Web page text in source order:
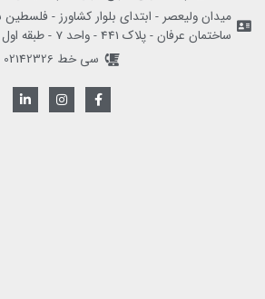
میدان ولیعصر - ابتدای بلوار کشاورز -
ساختمان عرفان - پلاک 441 - واحد 7 - طبقه اول
سی خط 02142326
F
a
c
I
n
s
L
i
n